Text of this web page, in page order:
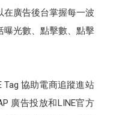
在廣告後台掌握每一波
曝光數、點擊數、點擊
Tag 協助電商追蹤進站
廣告投放和LINE官方